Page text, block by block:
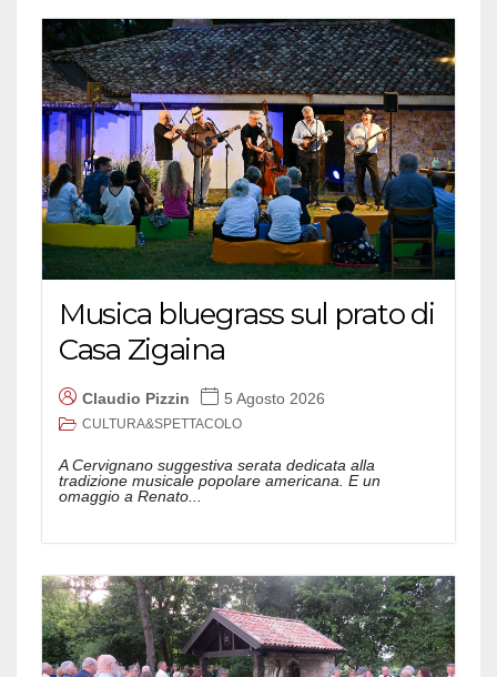
Musica bluegrass sul prato di
Casa Zigaina
Claudio Pizzin 5 Agosto 2026
CULTURA&SPETTACOLO
A Cervignano suggestiva serata dedicata alla
tradizione musicale popolare americana. E un
omaggio a Renato...